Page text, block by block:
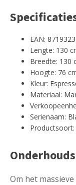
EAN:
Lengte: 130
Breedte: 130
Hoogte: 76
Kleur:
Materiaal:
Serienaam:
Om het